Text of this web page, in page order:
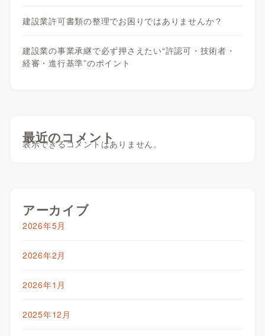
建設業許可書類の整理でお困りではありませんか？
建設業の事業承継で必ず押さえたい“許認可・技術者・
経審・進行基準”のポイント
最近のコメント
表示できるコメントはありません。
アーカイブ
2026年5月
2026年2月
2026年1月
2025年12月